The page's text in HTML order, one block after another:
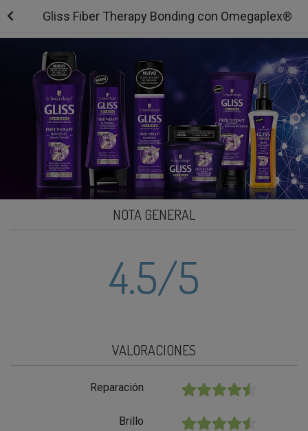
Gliss Fiber Therapy Bonding con Omegaplex®
NOTA GENERAL
4.5/5
VALORACIONES
Reparación ★★★★★
Brillo ★★★★★